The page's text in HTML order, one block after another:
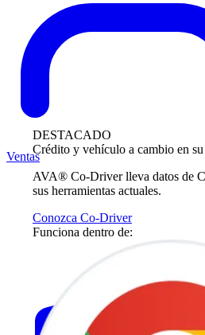
DESTACADO
Crédito y vehículo a cambio en
AVA® Co-Driver lleva datos de
sus herramientas actuales.
Conozca Co-Driver
Funciona dentro de:
Ventas